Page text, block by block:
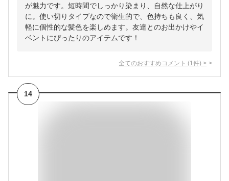
が魅力です。短時間でしっかり染まり、自然な仕上がり
に。使い切りタイプなので衛生的で、色持ちも良く、気
軽に個性的な髪色を楽しめます。友達とのお出かけやイ
ベントにぴったりのアイテムです！
全てのおすすめコメント (1 件) >
14